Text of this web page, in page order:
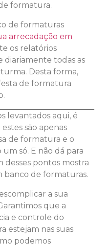
formatura.
de formaturas
arrecadação em
os relatórios
diariamente todas as
Desta forma,
de formatura
levantados aqui, é
são apenas
de formatura e o
só. E não dá para
pontos mostra
banco de formaturas.
a sua
que a
e controle do
estejam nas suas
podemos